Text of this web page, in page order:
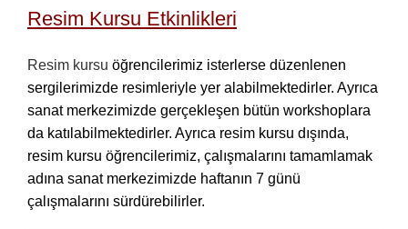
Resim Kursu Etkinlikleri
Resim kursu öğrencilerimiz isterlerse düzenlenen
sergilerimizde resimleriyle yer alabilmektedirler. Ayrıca
sanat merkezimizde gerçekleşen bütün workshoplara
da katılabilmektedirler. Ayrıca resim kursu dışında,
resim kursu öğrencilerimiz, çalışmalarını tamamlamak
adına sanat merkezimizde haftanın 7 günü
çalışmalarını sürdürebilirler.